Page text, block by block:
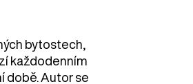
bytostech,
každodenním
době. Autor se